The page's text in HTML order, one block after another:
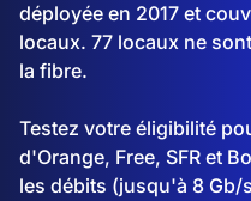
déployée en 2017 et
locaux. 77 locaux ne
la fibre.
Testez votre éligibilité
d'Orange, Free, SFR et
les débits (jusqu'à 8 Gb/